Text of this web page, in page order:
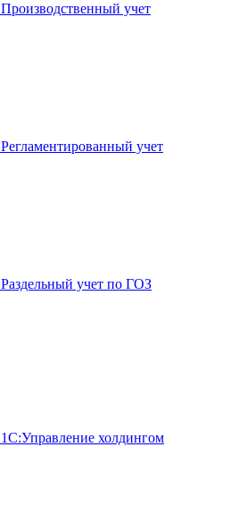
Производственный учет
Регламентированный учет
Раздельный учет по ГОЗ
1С:Управление холдингом